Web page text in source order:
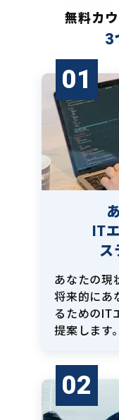
無料カ
3
01
IT
ス
あなたの現
将来的にあ
るためのIT
提案します。
02